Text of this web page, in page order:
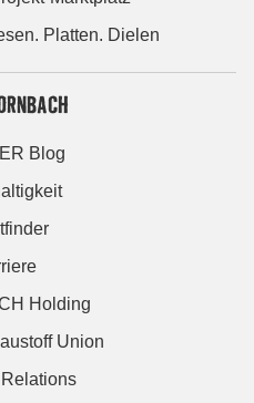
Platten. Dielen
Blog
Holding
Union
Relations